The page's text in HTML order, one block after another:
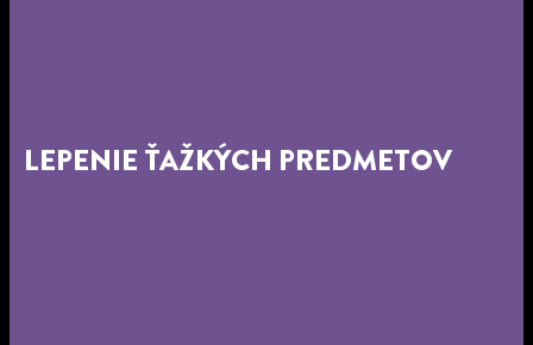
LEPENIE ŤAŽKÝCH PREDMETOV